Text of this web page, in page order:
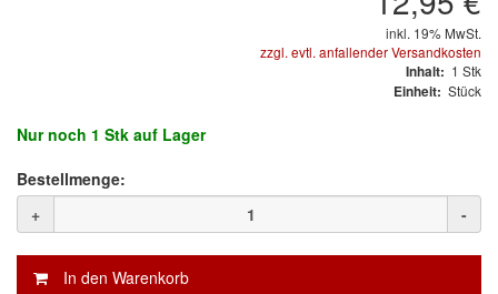
MARKEN
3M
Colad
COLOR-EXPERT
inkl. 19% MwSt.
zzgl. evtl. anfallender Versandkosten
Inhalt: 1 Stk
Einheit: Stück
Nur noch 1 Stk auf Lager
Bestellmenge:
+
-